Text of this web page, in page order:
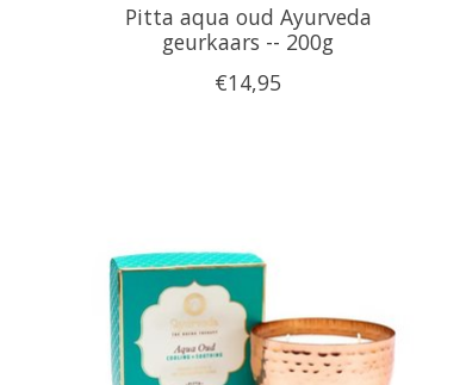
Pitta aqua oud Ayurveda
geurkaars -- 200g
€14,95